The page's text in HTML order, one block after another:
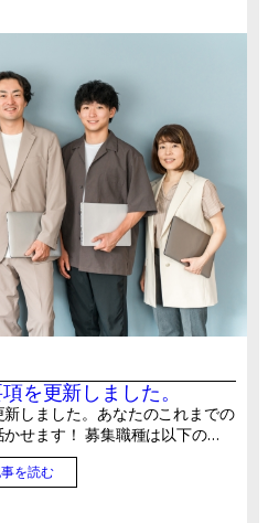
を更新しました。
しました。あなたのこれまでの
せます！ 募集職種は以下の…
を読む